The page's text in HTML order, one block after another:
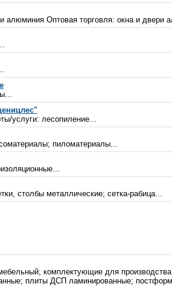
алюминия Оптовая торговля: окна и двери
услуги: лесопиление...
пиломатериалы...
столбы металлические; сетка-рабица...
комплектующие для
плиты ДСП ламинированные;